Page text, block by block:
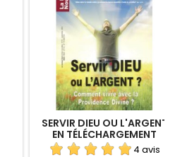
SERVIR DIEU OU L'ARGENT
EN TÉLÉCHARGEMENT
4 avis